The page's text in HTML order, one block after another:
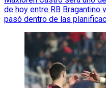
de hoy entre RB Bragantino
pasó dentro de las